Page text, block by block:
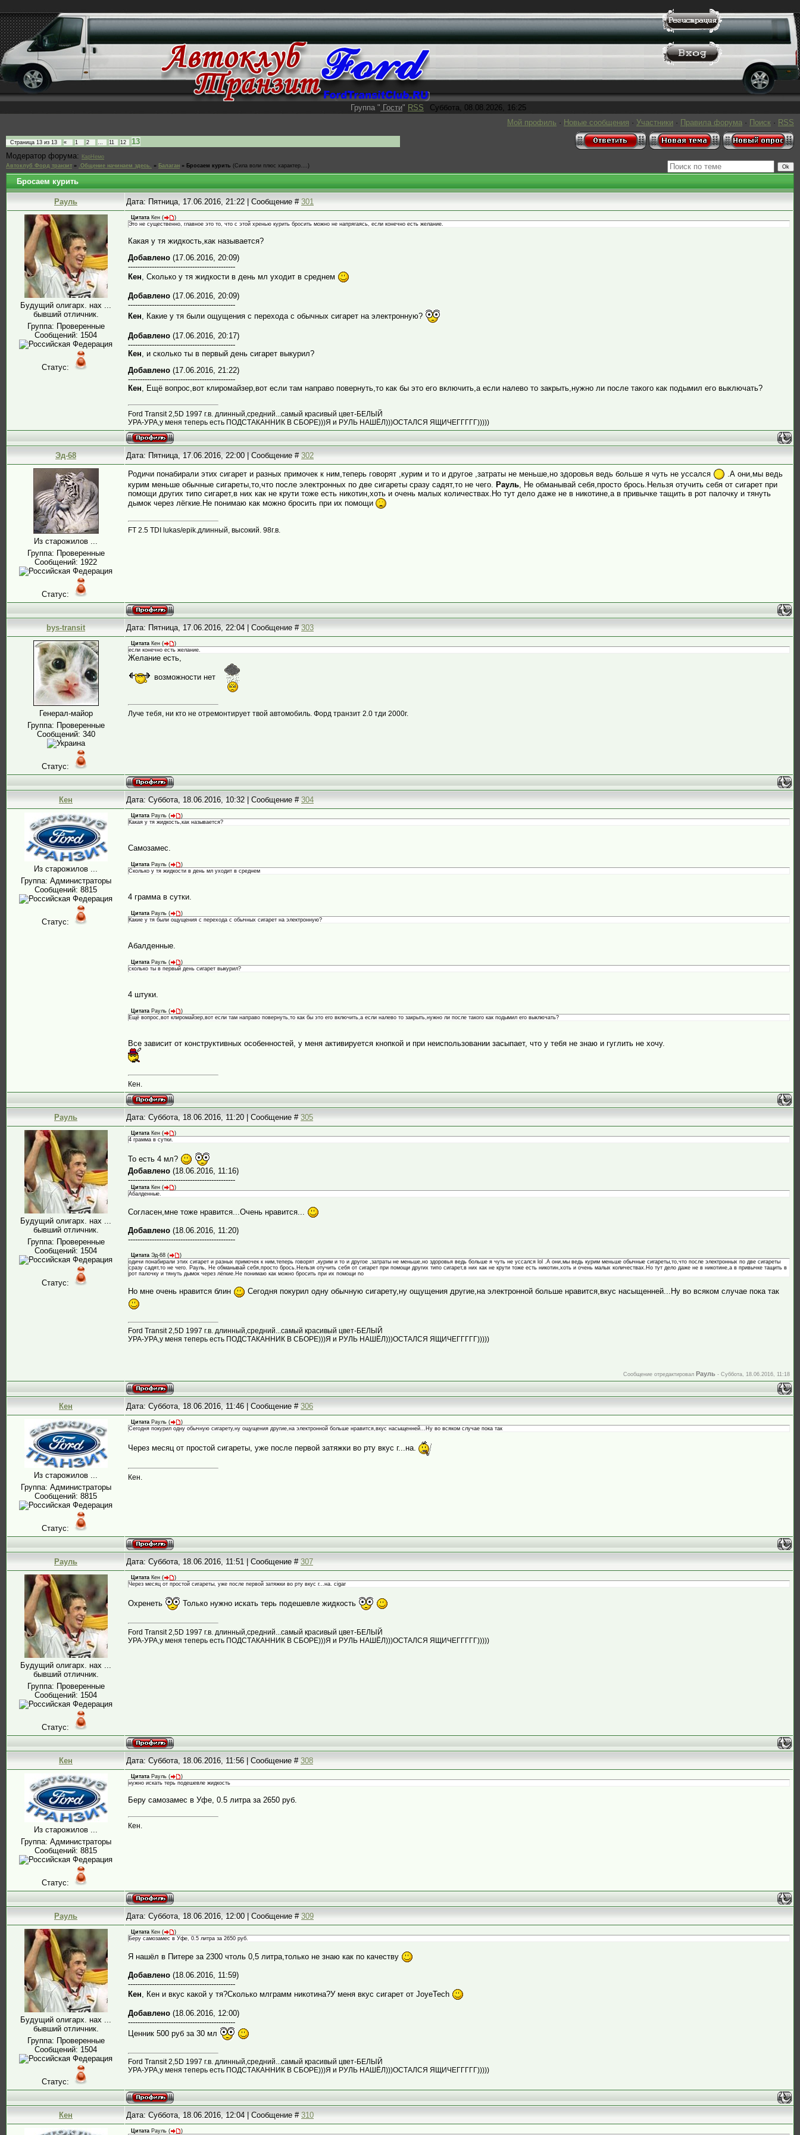
Группа " Гости" RSS
Суббота, 08.08.2026, 16:25
Мой профиль · Новые сообщения · Участники · Правила форума · Поиск · RSS
Страница 13 из 13 « 1 2 … 11 12
13
Модератор форума:
КарНемо
Автоклуб Форд транзит » .Общение начинаем здесь. » Балаган » Бросаем курить (Сила воли плюс характер....)
Бросаем курить
Рауль Дата: Пятница, 17.06.2016, 21:22 | Сообщение #301
Будущий олигарх. нах ...
бывший отличник.
Группа: Проверенные
Сообщений: 1504
Статус:
Цитата Кен (
)
Это не существенно, главное это то, что с этой хренью курить бросить можно не напрягаясь, если конечно есть желание.
Какая у тя жидкость,как называется?
Добавлено (17.06.2016, 20:09)
---------------------------------------------
Кен , Сколько у тя жидкости в день мл уходит в среднем
Добавлено (17.06.2016, 20:09)
---------------------------------------------
Кен , Какие у тя были ощущения с перехода с обычных сигарет на электронную?
Добавлено (17.06.2016, 20:17)
---------------------------------------------
Кен, и сколько ты в первый день сигарет выкурил?
Добавлено (17.06.2016, 21:22)
---------------------------------------------
Кен, Ещё вопрос,вот клиромайзер,вот если там направо повернуть,то как бы это его включить,а если налево то закрыть,нужно ли после такого как подымил его выключать?
Ford Transit 2,5D 1997 г.в. длинный,средний...самый красивый цвет-БЕЛЫЙ
УРА-УРА,у меня теперь есть ПОДСТАКАННИК В СБОРЕ)))Я и РУЛЬ НАШЁЛ)))ОСТАЛСЯ ЯЩИЧЕГГГГГ)))))
Эд-68 Дата: Пятница, 17.06.2016, 22:00 | Сообщение #302
Из старожилов ...
Группа: Проверенные
Сообщений: 1922
Статус:
Родичи понабирали этих сигарет и разных примочек к ним,теперь говорят ,курим и то и другое ,затраты не меньше,но здоровья ведь больше я чуть не уссался
.А они,мы ведь
курим меньше обычные сигареты,то,что после электронных по две сигареты сразу садят,то не чего. Рауль, Не обманывай себя,просто брось.Нельзя отучить себя от сигарет при
помощи других типо сигарет,в них как не крути тоже есть никотин,хоть и очень малых количествах.Но тут дело даже не в никотине,а в привычке тащить в рот палочку и тянуть
дымок через лёгкие.Не понимаю как можно бросить при их помощи
FT 2.5 TDI lukas/epik.длинный, высокий. 98г.в.
bys-transit Дата: Пятница, 17.06.2016, 22:04 | Сообщение #303
Генерал-майор
Группа: Проверенные
Сообщений: 340
Статус:
Цитата Кен (
)
если конечно есть желание.
Желание есть,
возможности нет
Луче тебя, ни кто не отремонтирует твой автомобиль. Форд транзит 2.0 тди 2000г.
Кен Дата: Суббота, 18.06.2016, 10:32 | Сообщение #304
Из старожилов ...
Группа: Администраторы
Сообщений: 8815
Статус:
Цитата Рауль (
)
Какая у тя жидкость,как называется?
Самозамес.
Цитата Рауль (
)
Сколько у тя жидкости в день мл уходит в среднем
4 грамма в сутки.
Цитата Рауль (
)
Какие у тя были ощущения с перехода с обычных сигарет на электронную?
Абалденные.
Цитата Рауль (
)
сколько ты в первый день сигарет выкурил?
4 штуки.
Цитата Рауль (
)
Ещё вопрос,вот клиромайзер,вот если там направо повернуть,то как бы это его включить,а если налево то закрыть,нужно ли после такого как подымил его выключать?
Все зависит от конструктивных особенностей, у меня активируется кнопкой и при неиспользовании засыпает, что у тебя не знаю и гуглить не хочу.
Кен.
Рауль Дата: Суббота, 18.06.2016, 11:20 | Сообщение #305
Будущий олигарх. нах ...
бывший отличник.
Группа: Проверенные
Сообщений: 1504
Статус:
Цитата Кен (
)
4 грамма в сутки.
То есть 4 мл?
Добавлено (18.06.2016, 11:16)
---------------------------------------------
Цитата Кен (
)
Абалденные.
Согласен,мне тоже нравится...Очень нравится...
Добавлено (18.06.2016, 11:20)
---------------------------------------------
Цитата Эд-68 (
)
одичи понабирали этих сигарет и разных примочек к ним,теперь говорят ,курим и то и другое ,затраты не меньше,но здоровья ведь больше я чуть не уссался lol .А они,мы ведь курим меньше обычные сигареты,то,что после электронных по две сигареты
сразу садят,то не чего. Рауль, Не обманывай себя,просто брось.Нельзя отучить себя от сигарет при помощи других типо сигарет,в них как не крути тоже есть никотин,хоть и очень малых количествах.Но тут дело даже не в никотине,а в привычке тащить в
рот палочку и тянуть дымок через лёгкие.Не понимаю как можно бросить при их помощи no
Но мне очень нравится блин Сегодня покурил одну обычную сигарету,ну ощущения другие,на электронной больше нравится,вкус насыщенней...Ну во всяком случае пока так
Ford Transit 2,5D 1997 г.в. длинный,средний...самый красивый цвет-БЕЛЫЙ
УРА-УРА,у меня теперь есть ПОДСТАКАННИК В СБОРЕ)))Я и РУЛЬ НАШЁЛ)))ОСТАЛСЯ ЯЩИЧЕГГГГГ)))))
Сообщение отредактировал Рауль - Суббота, 18.06.2016, 11:18
Кен Дата: Суббота, 18.06.2016, 11:46 | Сообщение #306
Из старожилов ...
Группа: Администраторы
Сообщений: 8815
Статус:
Цитата Рауль (
)
Сегодня покурил одну обычную сигарету,ну ощущения другие,на электронной больше нравится,вкус насыщенней...Ну во всяком случае пока так
Через месяц от простой сигареты, уже после первой затяжки во рту вкус г...на.
Кен.
Рауль Дата: Суббота, 18.06.2016, 11:51 | Сообщение #307
Будущий олигарх. нах ...
бывший отличник.
Группа: Проверенные
Сообщений: 1504
Статус:
Цитата Кен (
)
Через месяц от простой сигареты, уже после первой затяжки во рту вкус г...на. cigar
Охренеть Только нужно искать терь подешевле жидкость
Ford Transit 2,5D 1997 г.в. длинный,средний...самый красивый цвет-БЕЛЫЙ
УРА-УРА,у меня теперь есть ПОДСТАКАННИК В СБОРЕ)))Я и РУЛЬ НАШЁЛ)))ОСТАЛСЯ ЯЩИЧЕГГГГГ)))))
Кен Дата: Суббота, 18.06.2016, 11:56 | Сообщение #308
Из старожилов ...
Группа: Администраторы
Сообщений: 8815
Статус:
Цитата Рауль (
)
нужно искать терь подешевле жидкость
Беру самозамес в Уфе, 0.5 литра за 2650 руб.
Кен.
Рауль Дата: Суббота, 18.06.2016, 12:00 | Сообщение #309
Будущий олигарх. нах ...
бывший отличник.
Группа: Проверенные
Сообщений: 1504
Статус:
Цитата Кен (
)
Беру самозамес в Уфе, 0.5 литра за 2650 руб.
Я нашёл в Питере за 2300 чтоль 0,5 литра,только не знаю как по качеству
Добавлено (18.06.2016, 11:59)
---------------------------------------------
Кен , Кен и вкус какой у тя?Сколько млграмм никотина?У меня вкус сигарет от JoyeTech
Добавлено (18.06.2016, 12:00)
---------------------------------------------
Ценник 500 руб за 30 мл
Ford Transit 2,5D 1997 г.в. длинный,средний...самый красивый цвет-БЕЛЫЙ
УРА-УРА,у меня теперь есть ПОДСТАКАННИК В СБОРЕ)))Я и РУЛЬ НАШЁЛ)))ОСТАЛСЯ ЯЩИЧЕГГГГГ)))))
Кен Дата: Суббота, 18.06.2016, 12:04 | Сообщение #310
Цитата Рауль (
)